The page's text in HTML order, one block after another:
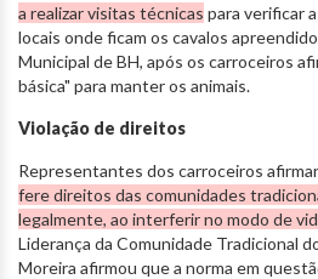
a realizar visitas técnicas para verificar
locais onde ficam os cavalos
Municipal de BH, após os carroceiros
básica" para manter os animais.
Violação de direitos
Representantes dos carroceiros
fere direitos das comunidades
legalmente, ao interferir no modo de
Liderança da Comunidade Tradicional
Moreira afirmou que a norma em